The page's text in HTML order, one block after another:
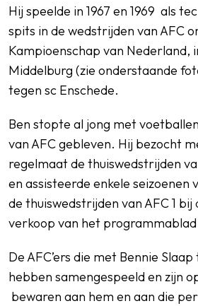
Hij speelde in 1967 en 1969 als
spits in de wedstrijden van AFC
Kampioenschap van Nederland,
Middelburg (zie onderstaande
tegen sc Enschede.
Ben stopte al jong met
van AFC gebleven. Hij bezocht
regelmaat de thuiswedstrijden
en assisteerde enkele seizoenen
de thuiswedstrijden van AFC 1
verkoop van het programmablad
De AFC’ers die met Bennie Slaap
hebben samengespeeld en zijn
bewaren aan hem en aan die